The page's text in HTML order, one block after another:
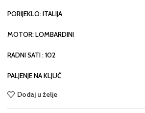
PORIJEKLO: ITALIJA
MOTOR: LOMBARDINI
RADNI SATI : 102
PALJENJE NA KLJUČ
Dodaj u želje